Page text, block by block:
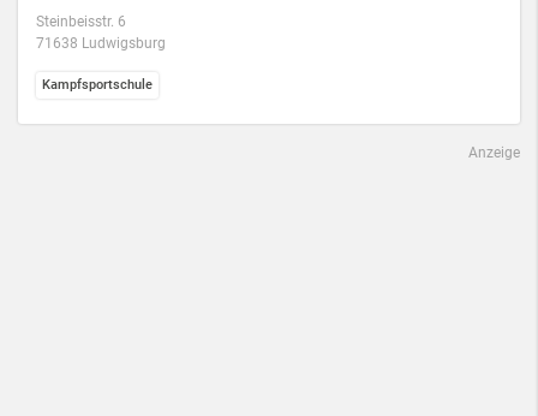
Steinbeisstr. 6
71638 Ludwigsburg
Kampfsportschule
Anzeige